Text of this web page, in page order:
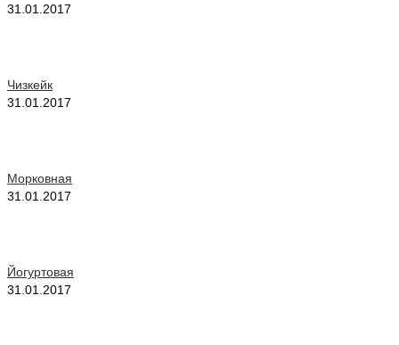
31.01.2017
Чизкейк
31.01.2017
Морковная
31.01.2017
Йогуртовая
31.01.2017